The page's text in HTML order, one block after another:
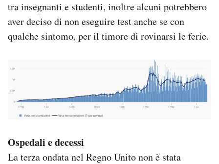
tra insegnanti e studenti, inoltre alcuni potrebbero
aver deciso di non eseguire test anche se con
qualche sintomo, per il timore di rovinarsi le ferie.
Ospedali e decessi
La terza ondata nel Regno Unito non è stata